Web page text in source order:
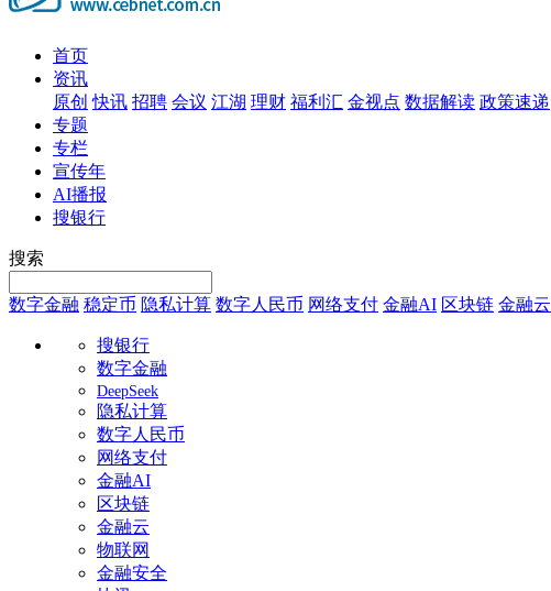
首页
资讯
原创 快讯 招聘 会议 江湖 理财 福利汇 金视点 数据解读 政策速递
专题
专栏
宣传年
AI播报
搜银行
搜索
数字金融 稳定币 隐私计算 数字人民币 网络支付 金融AI 区块链 金融云
搜银行
数字金融
DeepSeek
隐私计算
数字人民币
网络支付
金融AI
区块链
金融云
物联网
金融安全